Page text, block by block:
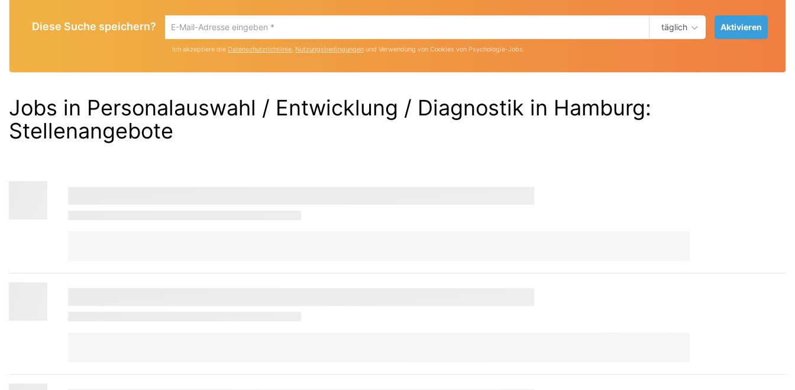
Diese Suche speichern?
Um
die
aktuelle
gib
deine
Emailadresse
ein
täglich Aktivieren
Ich akzeptiere die Datenschutzrichtlinie, Nutzungsbedingungen und Verwendung von Cookies von Psychologie-Jobs.
Jobs in Personalauswahl / Entwicklung / Diagnostik in Hamburg:
Stellenangebote